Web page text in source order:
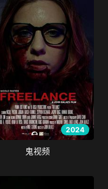
2024
鬼视频